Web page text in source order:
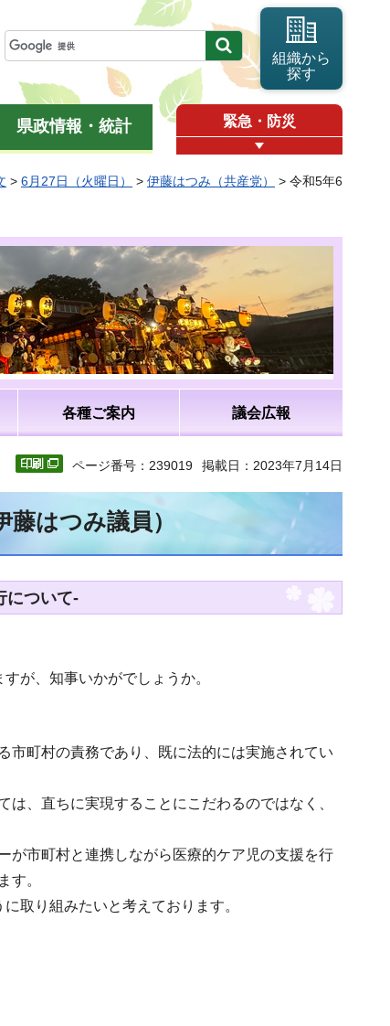
組織から
探す
県政情報・統計 緊急・防災
> 6月27日（火曜日） > 伊藤はつみ（共産党）
> 令和5年6
各種ご案内 議会広報
ページ番号：239019 掲載日：2023年7月14日
はつみ議員）
について-
が、知事いかがでしょうか。
市町村の責務であり、既に法的には実施されてい
、直ちに実現することにこだわるのではなく、
が市町村と連携しながら医療的ケア児の支援を行
す。
取り組みたいと考えております。